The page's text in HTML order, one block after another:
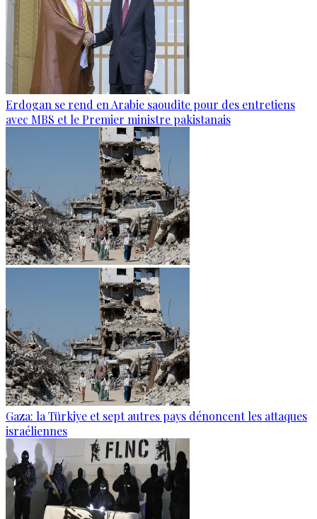
Erdogan se rend en Arabie saoudite pour des entretiens
avec MBS et le Premier ministre pakistanais
Gaza: la Türkiye et sept autres pays dénoncent les attaques
israéliennes